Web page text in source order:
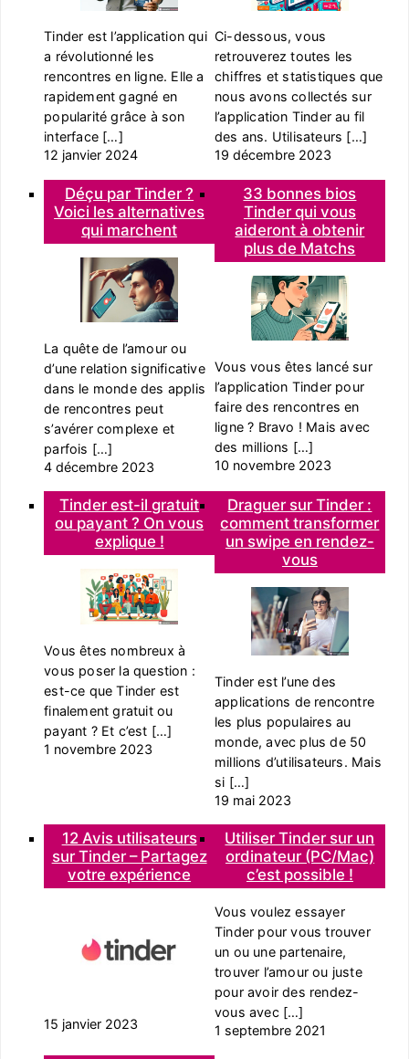
Tinder est l’application qui
a révolutionné les
rencontres en ligne. Elle a
rapidement gagné en
popularité grâce à son
interface […]
12 janvier 2024
Ci-dessous, vous
retrouverez toutes les
chiffres et statistiques que
nous avons collectés sur
l’application Tinder au fil
des ans. Utilisateurs […]
19 décembre 2023
Déçu par Tinder ?
Voici les alternatives
qui marchent
La quête de l’amour ou
d’une relation significative
dans le monde des applis
de rencontres peut
s’avérer complexe et
parfois […]
4 décembre 2023
33 bonnes bios
Tinder qui vous
aideront à obtenir
plus de Matchs
Vous vous êtes lancé sur
l’application Tinder pour
faire des rencontres en
ligne ? Bravo ! Mais avec
des millions […]
10 novembre 2023
Tinder est-il gratuit
ou payant ? On vous
explique !
Vous êtes nombreux à
vous poser la question :
est-ce que Tinder est
finalement gratuit ou
payant ? Et c’est […]
1 novembre 2023
Draguer sur Tinder :
comment transformer
un swipe en rendez-
vous
Tinder est l’une des
applications de rencontre
les plus populaires au
monde, avec plus de 50
millions d’utilisateurs. Mais
si […]
19 mai 2023
12 Avis utilisateurs
sur Tinder – Partagez
votre expérience
15 janvier 2023
Utiliser Tinder sur un
ordinateur (PC/Mac)
c’est possible !
Vous voulez essayer
Tinder pour vous trouver
un ou une partenaire,
trouver l’amour ou juste
pour avoir des rendez-
vous avec […]
1 septembre 2021